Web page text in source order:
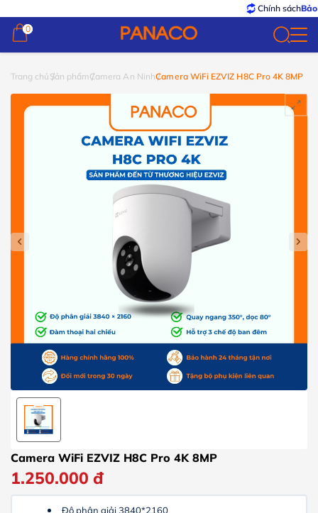
Chính sáchBảo
0
0
Trang chủ Sản phẩmCamera An NinhCamera WiFi EZVIZ H8C Pro 4K 8MP
Camera WiFi EZVIZ H8C Pro 4K 8MP
1.250.000 đ
Độ phân giải 3840*2160